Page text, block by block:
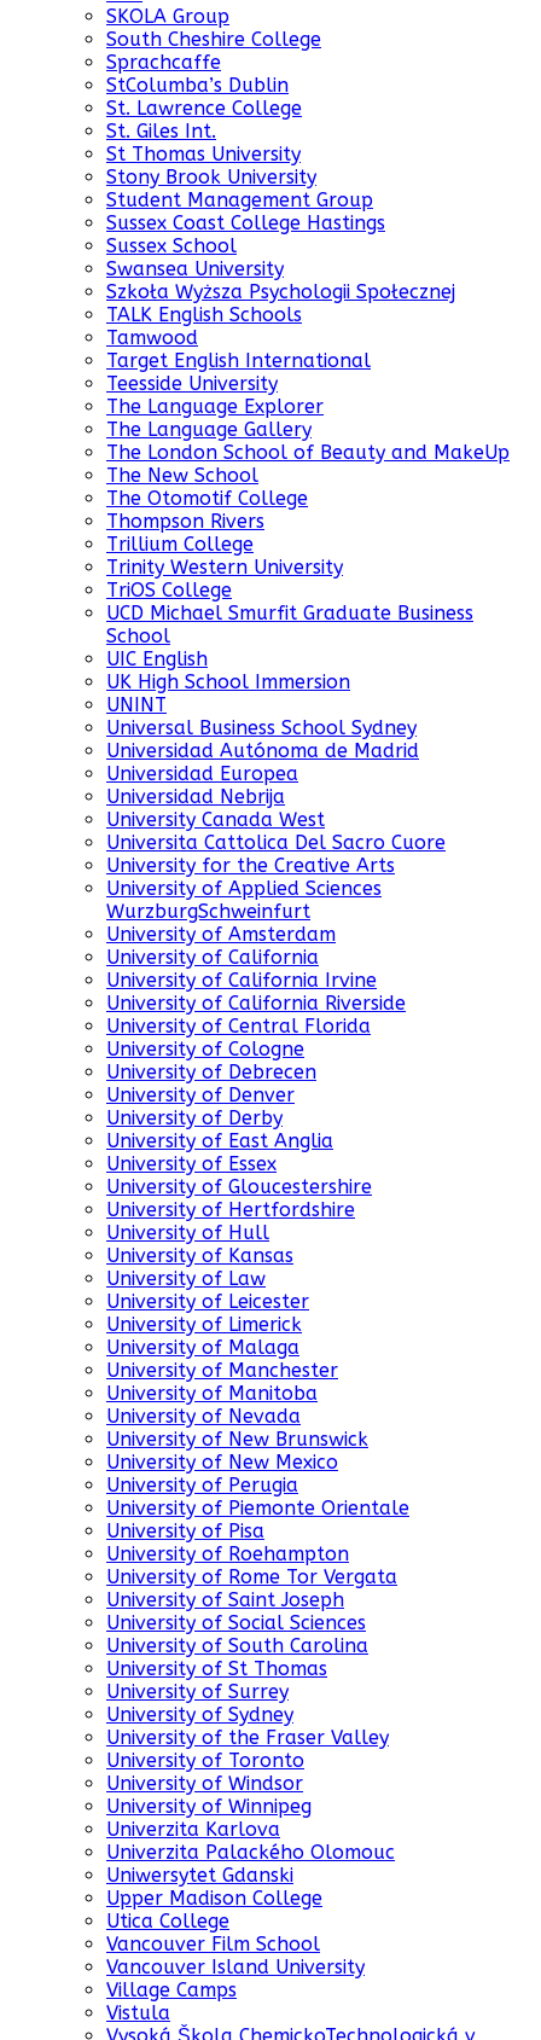
SKOLA Group
South Cheshire College
Sprachcaffe
StColumba’s Dublin
St. Lawrence College
St. Giles Int.
St Thomas University
Stony Brook University
Student Management Group
Sussex Coast College Hastings
Sussex School
Swansea University
Szkoła Wyższa Psychologii Społecznej
TALK English Schools
Tamwood
Target English International
Teesside University
The Language Explorer
The Language Gallery
The London School of Beauty and MakeUp
The New School
The Otomotif College
Thompson Rivers
Trillium College
Trinity Western University
TriOS College
UCD Michael Smurfit Graduate Business
School
UIC English
UK High School Immersion
UNINT
Universal Business School Sydney
Universidad Autónoma de Madrid
Universidad Europea
Universidad Nebrija
University Canada West
Universita Cattolica Del Sacro Cuore
University for the Creative Arts
University of Applied Sciences
WurzburgSchweinfurt
University of Amsterdam
University of California
University of California Irvine
University of California Riverside
University of Central Florida
University of Cologne
University of Debrecen
University of Denver
University of Derby
University of East Anglia
University of Essex
University of Gloucestershire
University of Hertfordshire
University of Hull
University of Kansas
University of Law
University of Leicester
University of Limerick
University of Malaga
University of Manchester
University of Manitoba
University of Nevada
University of New Brunswick
University of New Mexico
University of Perugia
University of Piemonte Orientale
University of Pisa
University of Roehampton
University of Rome Tor Vergata
University of Saint Joseph
University of Social Sciences
University of South Carolina
University of St Thomas
University of Surrey
University of Sydney
University of the Fraser Valley
University of Toronto
University of Windsor
University of Winnipeg
Univerzita Karlova
Univerzita Palackého Olomouc
Uniwersytet Gdanski
Upper Madison College
Utica College
Vancouver Film School
Vancouver Island University
Village Camps
Vistula